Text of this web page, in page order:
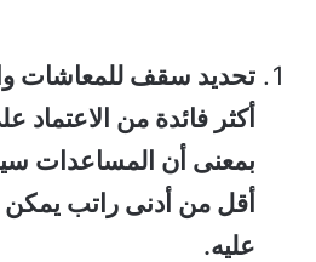
تحديد سقف للمعاشات
أكثر فائدة من الاعتماد
بمعنى أن المساعدات
أقل من أدنى راتب
عليه.